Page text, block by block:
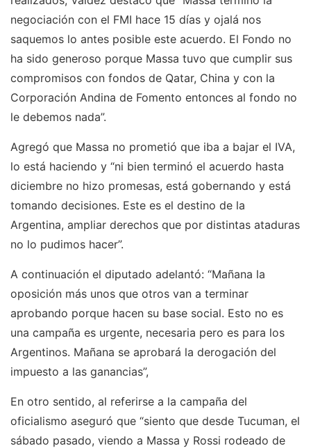
negociación con el FMI hace 15 días y ojalá nos
saquemos lo antes posible este acuerdo. El Fondo no
ha sido generoso porque Massa tuvo que cumplir sus
compromisos con fondos de Qatar, China y con la
Corporación Andina de Fomento entonces al fondo no
le debemos nada”.
Agregó que Massa no prometió que iba a bajar el IVA,
lo está haciendo y “ni bien terminó el acuerdo hasta
diciembre no hizo promesas, está gobernando y está
tomando decisiones. Este es el destino de la
Argentina, ampliar derechos que por distintas ataduras
no lo pudimos hacer”.
A continuación el diputado adelantó: “Mañana la
oposición más unos que otros van a terminar
aprobando porque hacen su base social. Esto no es
una campaña es urgente, necesaria pero es para los
Argentinos. Mañana se aprobará la derogación del
impuesto a las ganancias”,
En otro sentido, al referirse a la campaña del
oficialismo aseguró que “siento que desde Tucuman, el
sábado pasado, viendo a Massa y Rossi rodeado de